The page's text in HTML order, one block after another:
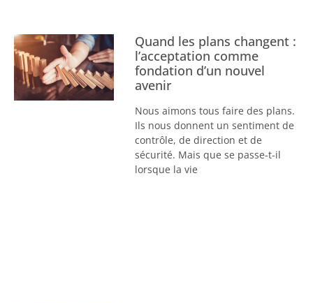
Quand les plans changent :
l’acceptation comme
fondation d’un nouvel
avenir
Nous aimons tous faire des plans.
Ils nous donnent un sentiment de
contrôle, de direction et de
sécurité. Mais que se passe-t-il
lorsque la vie